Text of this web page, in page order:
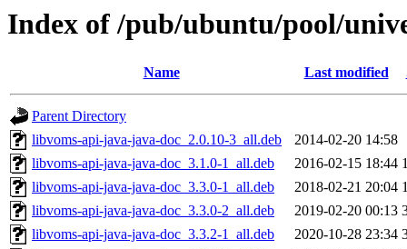
Index of /pub/ubuntu/pool/
Name Last modified
Parent Directory
libvoms-api-java-java-doc_2.0.10-3_all.deb
2014-02-20 14:58
libvoms-api-java-java-doc_3.1.0-1_all.deb
2016-02-15 18:44
libvoms-api-java-java-doc_3.3.0-1_all.deb
2018-02-21 20:04
libvoms-api-java-java-doc_3.3.0-2_all.deb
2019-02-20 00:13
libvoms-api-java-java-doc_3.3.2-1_all.deb
2020-10-28 23:34